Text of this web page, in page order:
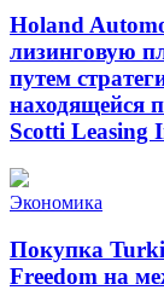
Holand
лизинговую
путем
находящейся
Scotti Leasing
Экономика
Покупка
Freedom на